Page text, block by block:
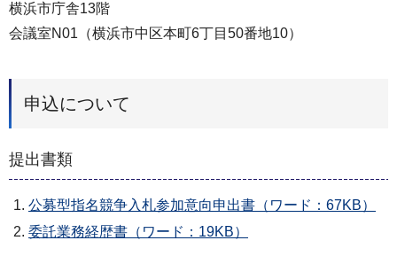
横浜市庁舎13階
会議室N01（横浜市中区本町6丁目50番地10）
申込について
提出書類
公募型指名競争入札参加意向申出書（ワード：67KB）
委託業務経歴書（ワード：19KB）